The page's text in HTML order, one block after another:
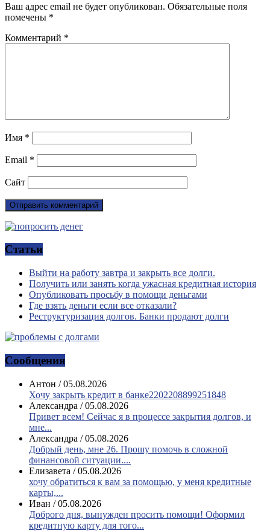
Ваш адрес email не будет опубликован. Обязательные поля
помечены *
Комментарий *
Имя *
Email *
Сайт
Статьи
Выйти на работу завтра и закрыть все долги.
Получить или занять когда ужасная кредитная история
Опубликовать просьбу в помощи деньгами
Где взять деньги если все отказали?
Реструктуризация долгов. Банки продают долги
Сообщения
Антон /05.08.2026
Хочу закрыть кредит в банке2202208899251848
Александра /05.08.2026
Привет всем! Сейчас я в процессе закрытия долгов, и
мне...
Александра /05.08.2026
Добрый день, мне 26. Прошу помочь в сложной
финансовой ситуации....
Елизавета /05.08.2026
хочу обратиться к вам за помощью, у меня кредитные
карты,...
Иван /05.08.2026
Доброго дня, вынужден просить помощи! Оформил
кредитную карту для того...